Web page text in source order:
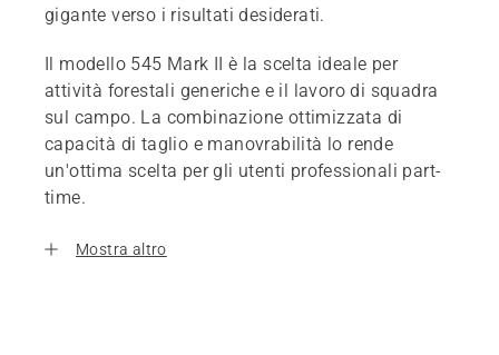
gigante verso i risultati desiderati.
Il modello 545 Mark II è la scelta ideale per
attività forestali generiche e il lavoro di squadra
sul campo. La combinazione ottimizzata di
capacità di taglio e manovrabilità lo rende
un'ottima scelta per gli utenti professionali part-
time.
Mostra altro